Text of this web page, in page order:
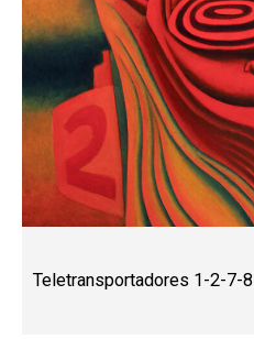
Teletransportadores 1-2-7-8